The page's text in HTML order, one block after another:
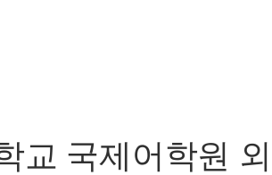
교 국제어학원